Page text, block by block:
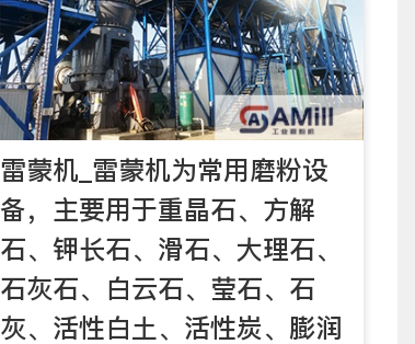
雷蒙机_雷蒙机为常用磨粉设
备，主要用于重晶石、方解
石、钾长石、滑石、大理石、
石灰石、白云石、莹石、石
灰、活性白土、活性炭、膨润